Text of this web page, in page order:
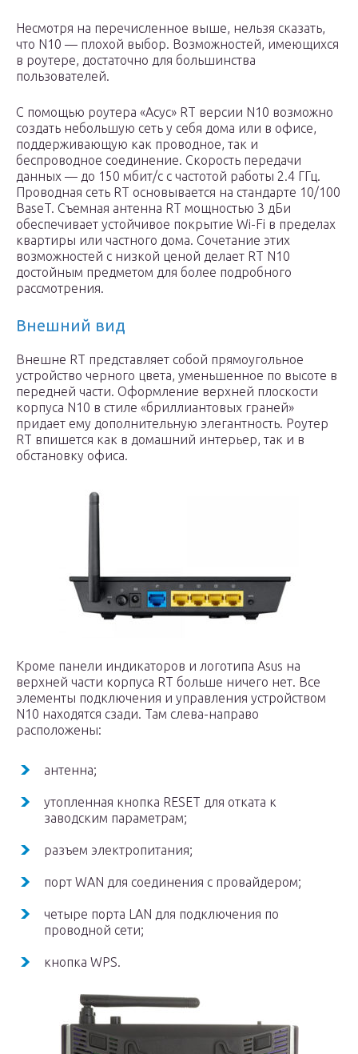
Несмотря на перечисленное выше, нельзя сказать,
что N10 — плохой выбор. Возможностей, имеющихся
в роутере, достаточно для большинства
пользователей.
С помощью роутера «Асус» RT версии N10 возможно
создать небольшую сеть у себя дома или в офисе,
поддерживающую как проводное, так и
беспроводное соединение. Скорость передачи
данных — до 150 мбит/с с частотой работы 2.4 ГГц.
Проводная сеть RT основывается на стандарте 10/100
BaseT. Съемная антенна RT мощностью 3 дБи
обеспечивает устойчивое покрытие Wi-Fi в пределах
квартиры или частного дома. Сочетание этих
возможностей с низкой ценой делает RT N10
достойным предметом для более подробного
рассмотрения.
Внешний вид
Внешне RT представляет собой прямоугольное
устройство черного цвета, уменьшенное по высоте в
передней части. Оформление верхней плоскости
корпуса N10 в стиле «бриллиантовых граней»
придает ему дополнительную элегантность. Роутер
RT впишется как в домашний интерьер, так и в
обстановку офиса.
Кроме панели индикаторов и логотипа Asus на
верхней части корпуса RT больше ничего нет. Все
элементы подключения и управления устройством
N10 находятся сзади. Там слева-направо
расположены:
антенна;
утопленная кнопка RESET для отката к
заводским параметрам;
разъем электропитания;
порт WAN для соединения с провайдером;
четыре порта LAN для подключения по
проводной сети;
кнопка WPS.